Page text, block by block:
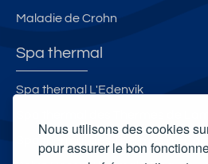
Nous utilisons des cookies
pour assurer le bon
Maladie de Crohn
Spa thermal
Spa thermal L'Edenvik